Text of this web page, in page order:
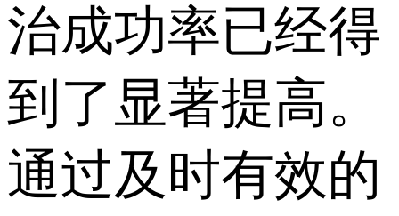
治成功率已经得
到了显著提高。
通过及时有效的